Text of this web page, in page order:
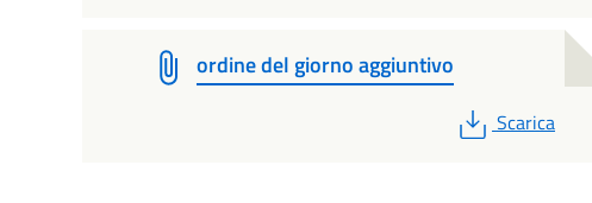
ordine del giorno aggiuntivo
PDF
Scarica